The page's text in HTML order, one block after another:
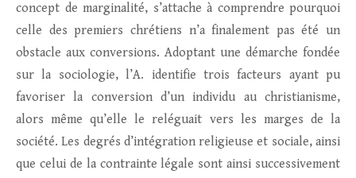
concept de marginalité, s’attache à comprendre pourquoi
celle des premiers chrétiens n’a finalement pas été un
obstacle aux conversions. Adoptant une démarche fondée
sur la sociologie, l’A. identifie trois facteurs ayant pu
favoriser la conversion d’un individu au christianisme,
alors même qu’elle le reléguait vers les marges de la
société. Les degrés d’intégration religieuse et sociale, ainsi
que celui de la contrainte légale sont ainsi successivement